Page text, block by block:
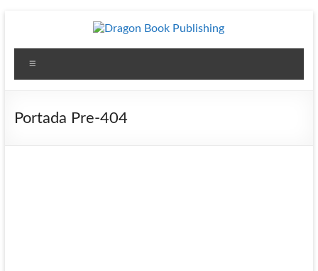
Dragon
Book
Publishing
Portada Pre-404